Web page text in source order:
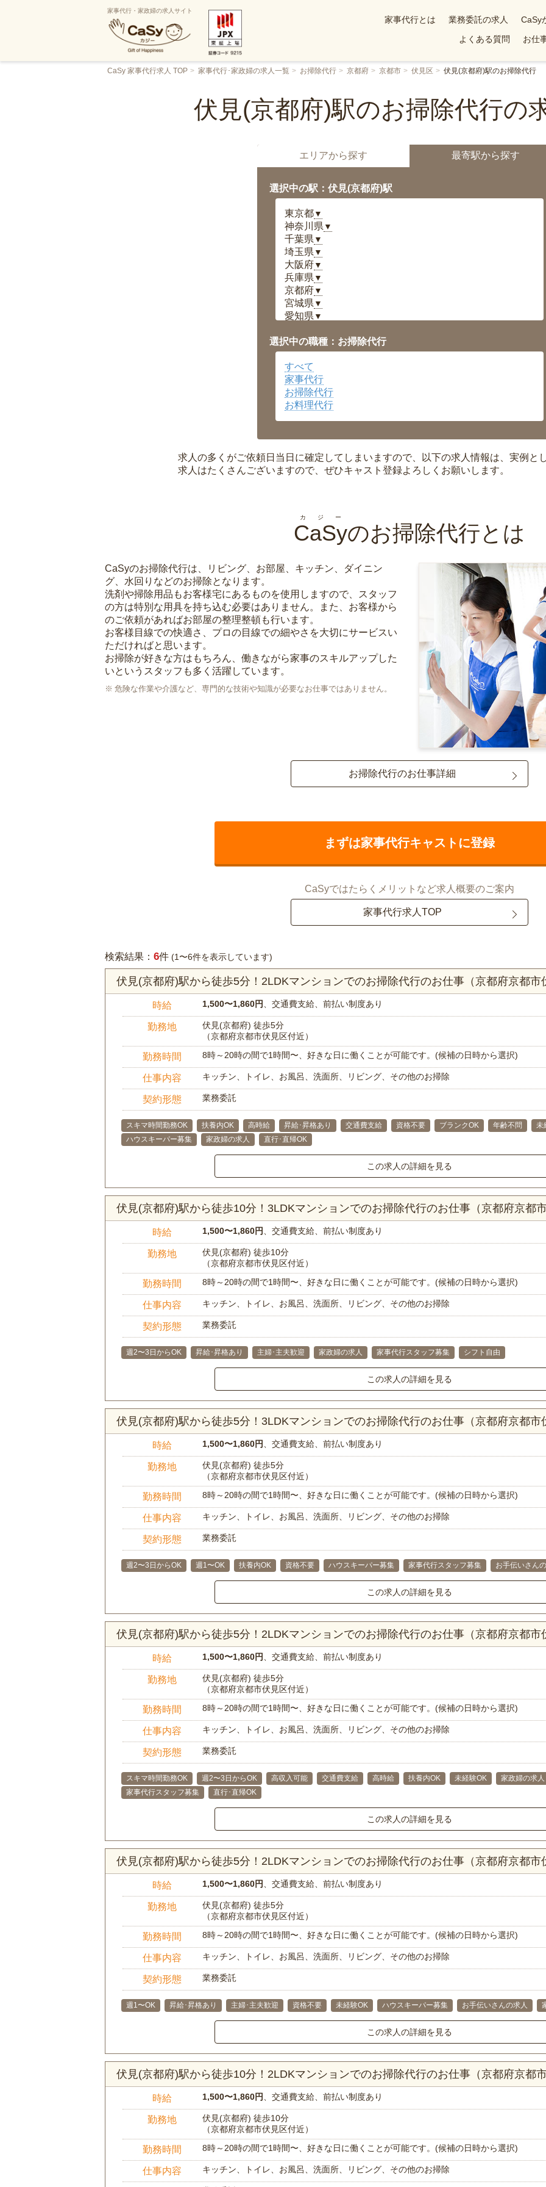
家事代行・家政婦の求人サイト
家事代行とは 業務委託の求人
CaSy
よくある質問
お仕
CaSy 家事代行求人 TOP 家事代行･家政婦の求人一覧 お掃除代行 京都府 京都市 伏見区 伏見(京都府)駅のお掃除代行
伏見(京都府)駅のお掃除代行の
エリアから探す 最寄駅から探す
選択中の駅：伏見(京都府)駅
東京都▼
神奈川県 ▼
千葉県 ▼
埼玉県 ▼
大阪府▼
兵庫県 ▼
京都府▼
宮城県 ▼
愛知県 ▼
岡山県▼
広島県▼
沖縄県
選択中の職種：お掃除代行
すべて
家事代行
お掃除代行
お料理代行
求人の多くがご依頼日当日に確定してしまいますので、以下の求人情報は、実例と
求人はたくさんございますので、ぜひキャスト登録よろしくお願いします。
CaSy
カジー
のお掃除代行とは
CaSyのお掃除代行は、リビング、お部屋、キッチン、ダイニン
グ、水回りなどのお掃除となります。
洗剤や掃除用品もお客様宅にあるものを使用しますので、スタッフ
の方は特別な用具を持ち込む必要はありません。また、お客様から
のご依頼があればお部屋の整理整頓も行います。
お客様目線での快適さ、プロの目線での細やさを大切にサービスい
ただければと思います。
お掃除が好きな方はもちろん、働きながら家事のスキルアップした
いというスタッフも多く活躍しています。
危険な作業や介護など、専門的な技術や知識が必要なお仕事ではありません。
お掃除代行のお仕事詳細
まずは家事代行キャストに登録
CaSyではたらくメリットなど求人概要のご案内
家事代行求人TOP
検索結果： 6件 (1〜6件を表示しています)
伏見(京都府)駅から徒歩5分！2LDKマンションでのお掃除代行のお仕事（京都府京都市
時給 1,500〜1,860円 、交通費支給、前払い制度あり
勤務地
伏見(京都府) 徒歩5分
（京都府京都市伏見区付近）
勤務時間 8時～20時の間で1時間〜、好きな日に働くことが可能です。(候補の日時から選択)
仕事内容 キッチン、トイレ、お風呂、洗面所、リビング、その他のお掃除
契約形態 業務委託
スキマ時間勤務OK 扶養内OK 高時給 昇給･昇格あり 交通費支給 資格不要 ブランクOK 年齢不問
未
ハウスキーパー募集
家政婦の求人 直行･直帰OK
この求人の詳細を見る
伏見(京都府)駅から徒歩10分！3LDKマンションでのお掃除代行のお仕事（京都府京都
時給 1,500〜1,860円 、交通費支給、前払い制度あり
勤務地
伏見(京都府) 徒歩10分
（京都府京都市伏見区付近）
勤務時間 8時～20時の間で1時間〜、好きな日に働くことが可能です。(候補の日時から選択)
仕事内容 キッチン、トイレ、お風呂、洗面所、リビング、その他のお掃除
契約形態 業務委託
週2〜3日からOK 昇給･昇格あり 主婦･主夫歓迎 家政婦の求人 家事代行スタッフ募集 シフト自由
この求人の詳細を見る
伏見(京都府)駅から徒歩5分！3LDKマンションでのお掃除代行のお仕事（京都府京都市
時給 1,500〜1,860円 、交通費支給、前払い制度あり
勤務地
伏見(京都府) 徒歩5分
（京都府京都市伏見区付近）
勤務時間 8時～20時の間で1時間〜、好きな日に働くことが可能です。(候補の日時から選択)
仕事内容 キッチン、トイレ、お風呂、洗面所、リビング、その他のお掃除
契約形態 業務委託
週2〜3日からOK 週1〜OK 扶養内OK 資格不要 ハウスキーパー募集 家事代行スタッフ募集 お手伝いさん
この求人の詳細を見る
伏見(京都府)駅から徒歩5分！2LDKマンションでのお掃除代行のお仕事（京都府京都市
時給 1,500〜1,860円 、交通費支給、前払い制度あり
勤務地
伏見(京都府) 徒歩5分
（京都府京都市伏見区付近）
勤務時間 8時～20時の間で1時間〜、好きな日に働くことが可能です。(候補の日時から選択)
仕事内容 キッチン、トイレ、お風呂、洗面所、リビング、その他のお掃除
契約形態 業務委託
スキマ時間勤務OK 週2〜3日からOK 高収入可能 交通費支給 高時給 扶養内OK 未経験OK
家政婦の求人
家事代行スタッフ募集
直行･直帰OK
この求人の詳細を見る
伏見(京都府)駅から徒歩5分！2LDKマンションでのお掃除代行のお仕事（京都府京都市
時給 1,500〜1,860円 、交通費支給、前払い制度あり
勤務地
伏見(京都府) 徒歩5分
（京都府京都市伏見区付近）
勤務時間 8時～20時の間で1時間〜、好きな日に働くことが可能です。(候補の日時から選択)
仕事内容 キッチン、トイレ、お風呂、洗面所、リビング、その他のお掃除
契約形態 業務委託
週1〜OK 昇給･昇格あり 主婦･主夫歓迎 資格不要 未経験OK ハウスキーパー募集 お手伝いさんの求人
この求人の詳細を見る
伏見(京都府)駅から徒歩10分！2LDKマンションでのお掃除代行のお仕事（京都府京都
時給 1,500〜1,860円 、交通費支給、前払い制度あり
勤務地
伏見(京都府) 徒歩10分
（京都府京都市伏見区付近）
勤務時間 8時～20時の間で1時間〜、好きな日に働くことが可能です。(候補の日時から選択)
仕事内容 キッチン、トイレ、お風呂、洗面所、リビング、その他のお掃除